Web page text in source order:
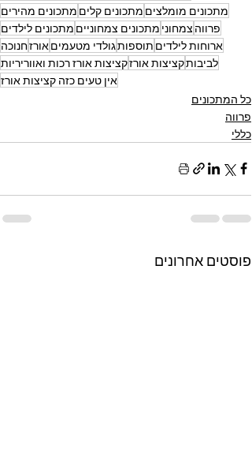
מתכונים מומלצים מתכונים קלים מתכונים מהירים
פרווה צמחוני מתכונים צמחוניים מתכונים לילדים
ארוחות לילדים תוספותגולדי מטעמיםאורזחנוכה
לביבותקציצות אורזקציצות אורז רכות ואווריריות
אין טעים כזה קציצות אורז
כל המתכונים
פרווה
כללי
פוסטים אחרונים